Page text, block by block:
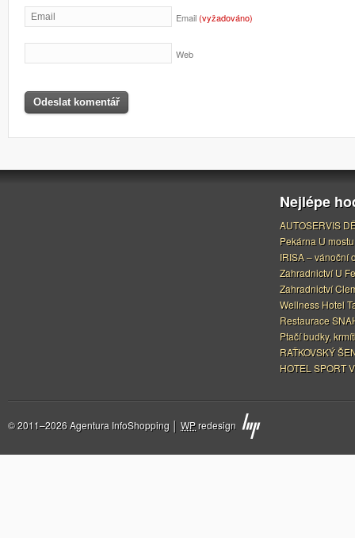
Email(vyžadováno)
Web
Nejlépe
AUTOSERVIS
Pekárna U mostu
IRISA – vánoční
Zahradnictví U
Zahradnictví
Wellness Hotel
Restaurace
Ptačí budky,
RAŤKOVSKÝ
HOTEL SPORT
© 2011–2026 Agentura InfoShopping │ WPredesign